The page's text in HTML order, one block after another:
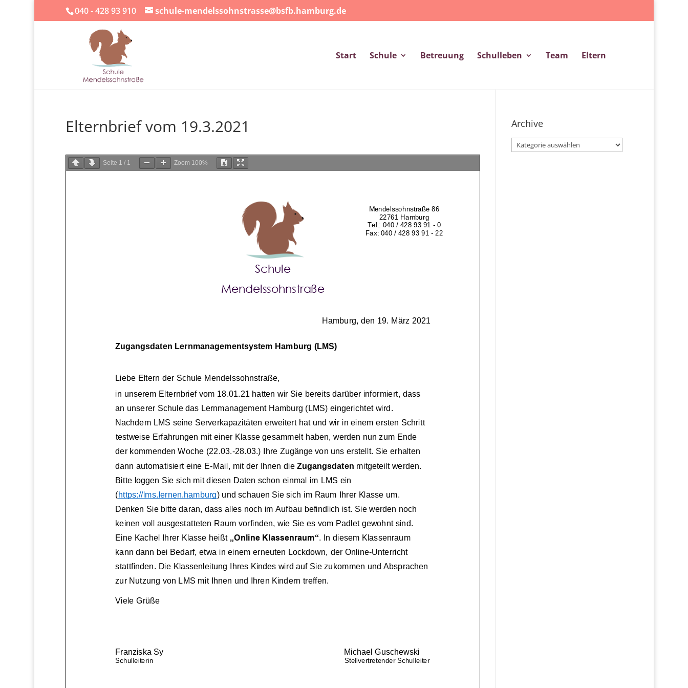
040 - 428 93 910 schule-mendelssohnstrasse@bsfb.hamburg.de
Start Schule Betreuung Schulleben Team Eltern
Elternbrief vom 19.3.2021
Seite 1 / 1 Zoom 100%
Archive
Archive